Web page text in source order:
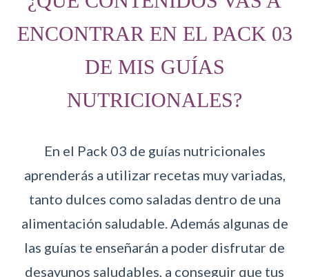
ENCONTRAR EN EL PACK 03
DE MIS GUÍAS
NUTRICIONALES?
En el Pack 03 de guías nutricionales
aprenderás a utilizar recetas muy variadas,
tanto dulces como saladas dentro de una
alimentación saludable. Además algunas de
las guías te enseñarán a poder disfrutar de
desayunos saludables, a conseguir que tus